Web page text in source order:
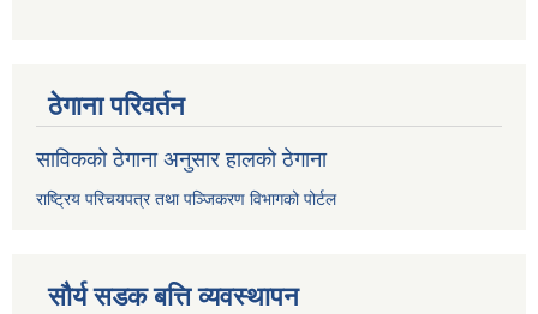
ठेगाना परिवर्तन
साविकको ठेगाना अनुसार हालको ठेगाना
राष्ट्रिय परिचयपत्र तथा पञ्जिकरण विभागको पोर्टल
सौर्य सडक बत्ति व्यवस्थापन